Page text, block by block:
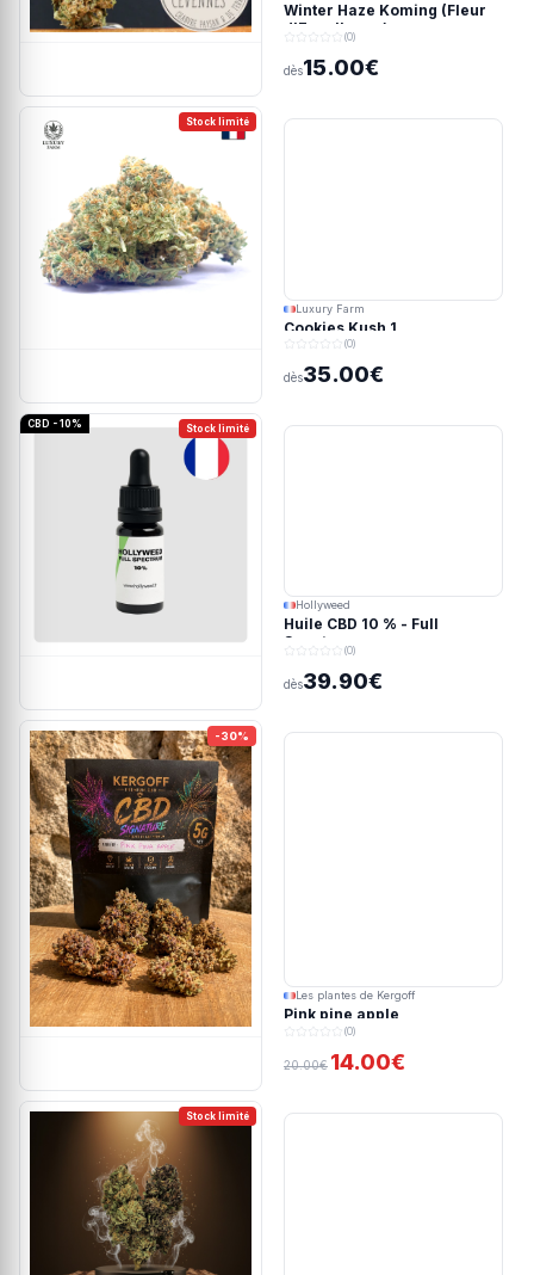
Winter Haze Koming (Fleur
d'Excellence)
(0)
dès15.00€
Stock limité
Luxury Farm
Cookies Kush 1
(0)
dès35.00€
Stock limité
CBD - 10%
Hollyweed
Huile CBD 10 % - Full
Spectrum
(0)
dès39.90€
-30%
Les plantes de Kergoff
Pink pine apple
(0)
20.00€ 14.00€
Stock limité